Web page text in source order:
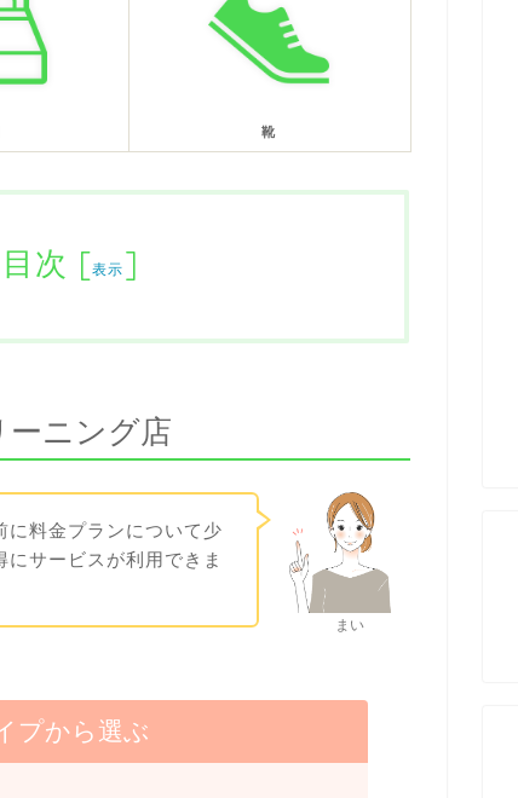
靴
次 [表示 ]
ニング店
まい
に料金プランについて少
にサービスが利用できま
プから選ぶ